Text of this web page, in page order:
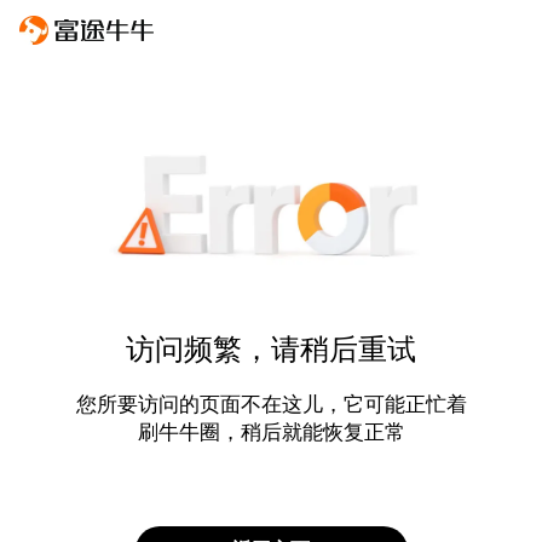
访问频繁，请稍后重试
您所要访问的页面不在这儿，它可能正忙着
刷牛牛圈，稍后就能恢复正常